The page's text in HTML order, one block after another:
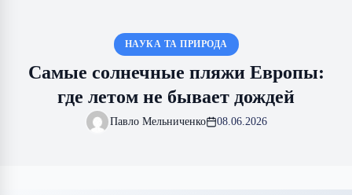
НАУКА ТА ПРИРОДА
Самые солнечные пляжи Европы:
где летом не бывает дождей
Павло Мельниченко 08.06.2026